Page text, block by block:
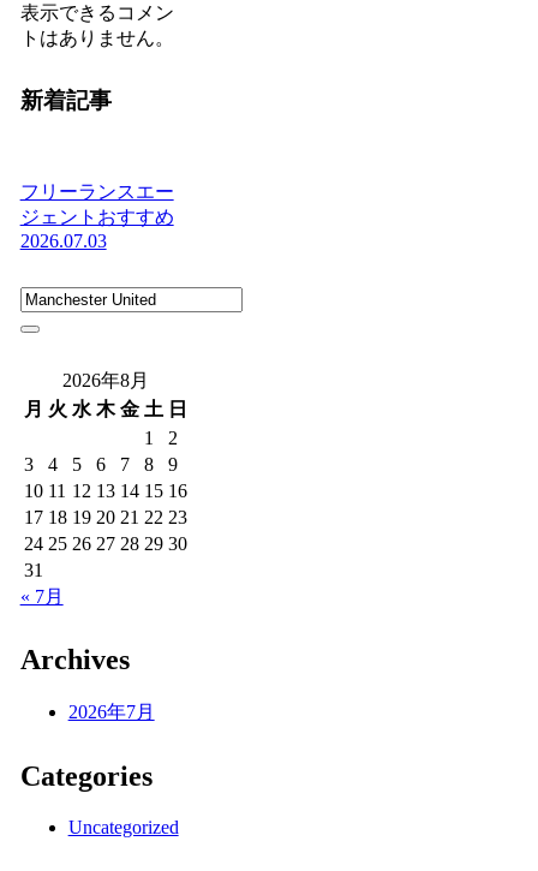
表示できるコメン
トはありません。
新着記事
フリーランスエー
ジェントおすすめ
2026.07.03
2026年8月
月 火 水 木 金 土 日
1
2
3
4 5 6 7 8
9
10 11 12 13 14 15 16
17 18 19 20 21 22 23
24 25 26 27 28 29 30
31
« 7月
Archives
2026年7月
Categories
Uncategorized